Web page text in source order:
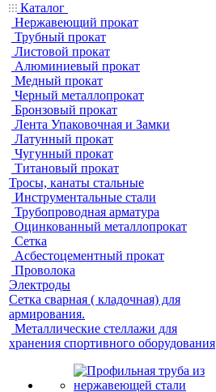
Каталог
Нержавеющий прокат
Трубный прокат
Листовой прокат
Алюминиевый прокат
Медный прокат
Черный металлопрокат
Бронзовый прокат
Лента Упаковочная и Замки
Латунный прокат
Чугунный прокат
Титановый прокат
Тросы, канаты стальные
Инструментальные стали
Трубопроводная арматура
Оцинкованный металлопрокат
Сетка
Асбестоцементный прокат
Проволока
Электроды
Сетка сварная ( кладочная) для
армирования.
Металлические стеллажи для
хранения спортивного оборудования